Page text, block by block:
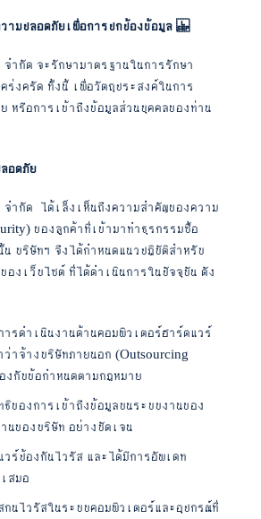
วามปลอดภัยเพื่อการปกป้องข้อมูล
ำกัด จะรักษามาตรฐานในการรักษา
ร่งครัด ทั้งนี้ เพื่อวัตถุประสงค์ในการ
หรือการเข้าถึงข้อมูลส่วนบุคคลของท่าน
อดภัย
จำกัด ได้เล็งเห็นถึงความสำคัญของความ
ของลูกค้าที่เข้ามาทำธุรกรรมซื้อ
น บริษัทฯ จึงได้กำหนดแนวปฏิบัติสำหรับ
องเว็บไซต์ ที่ได้ดำเนินการในปัจจุบัน ดัง
ารดำเนินงานด้านคอมพิวเตอร์ฮาร์ดแวร์
ว่าจ้างบริษัทภายนอก (Outsourcing
งกับข้อกำหนดตามกฎหมาย
ของการเข้าถึงข้อมูลบนระบบงานของ
นของบริษัท อย่างชัดเจน
วร์ป้องกันไวรัส และได้มีการอัพเดท
สมอ
กนไวรัสในระบบคอมพิวเตอร์และอุปกรณ์ที่